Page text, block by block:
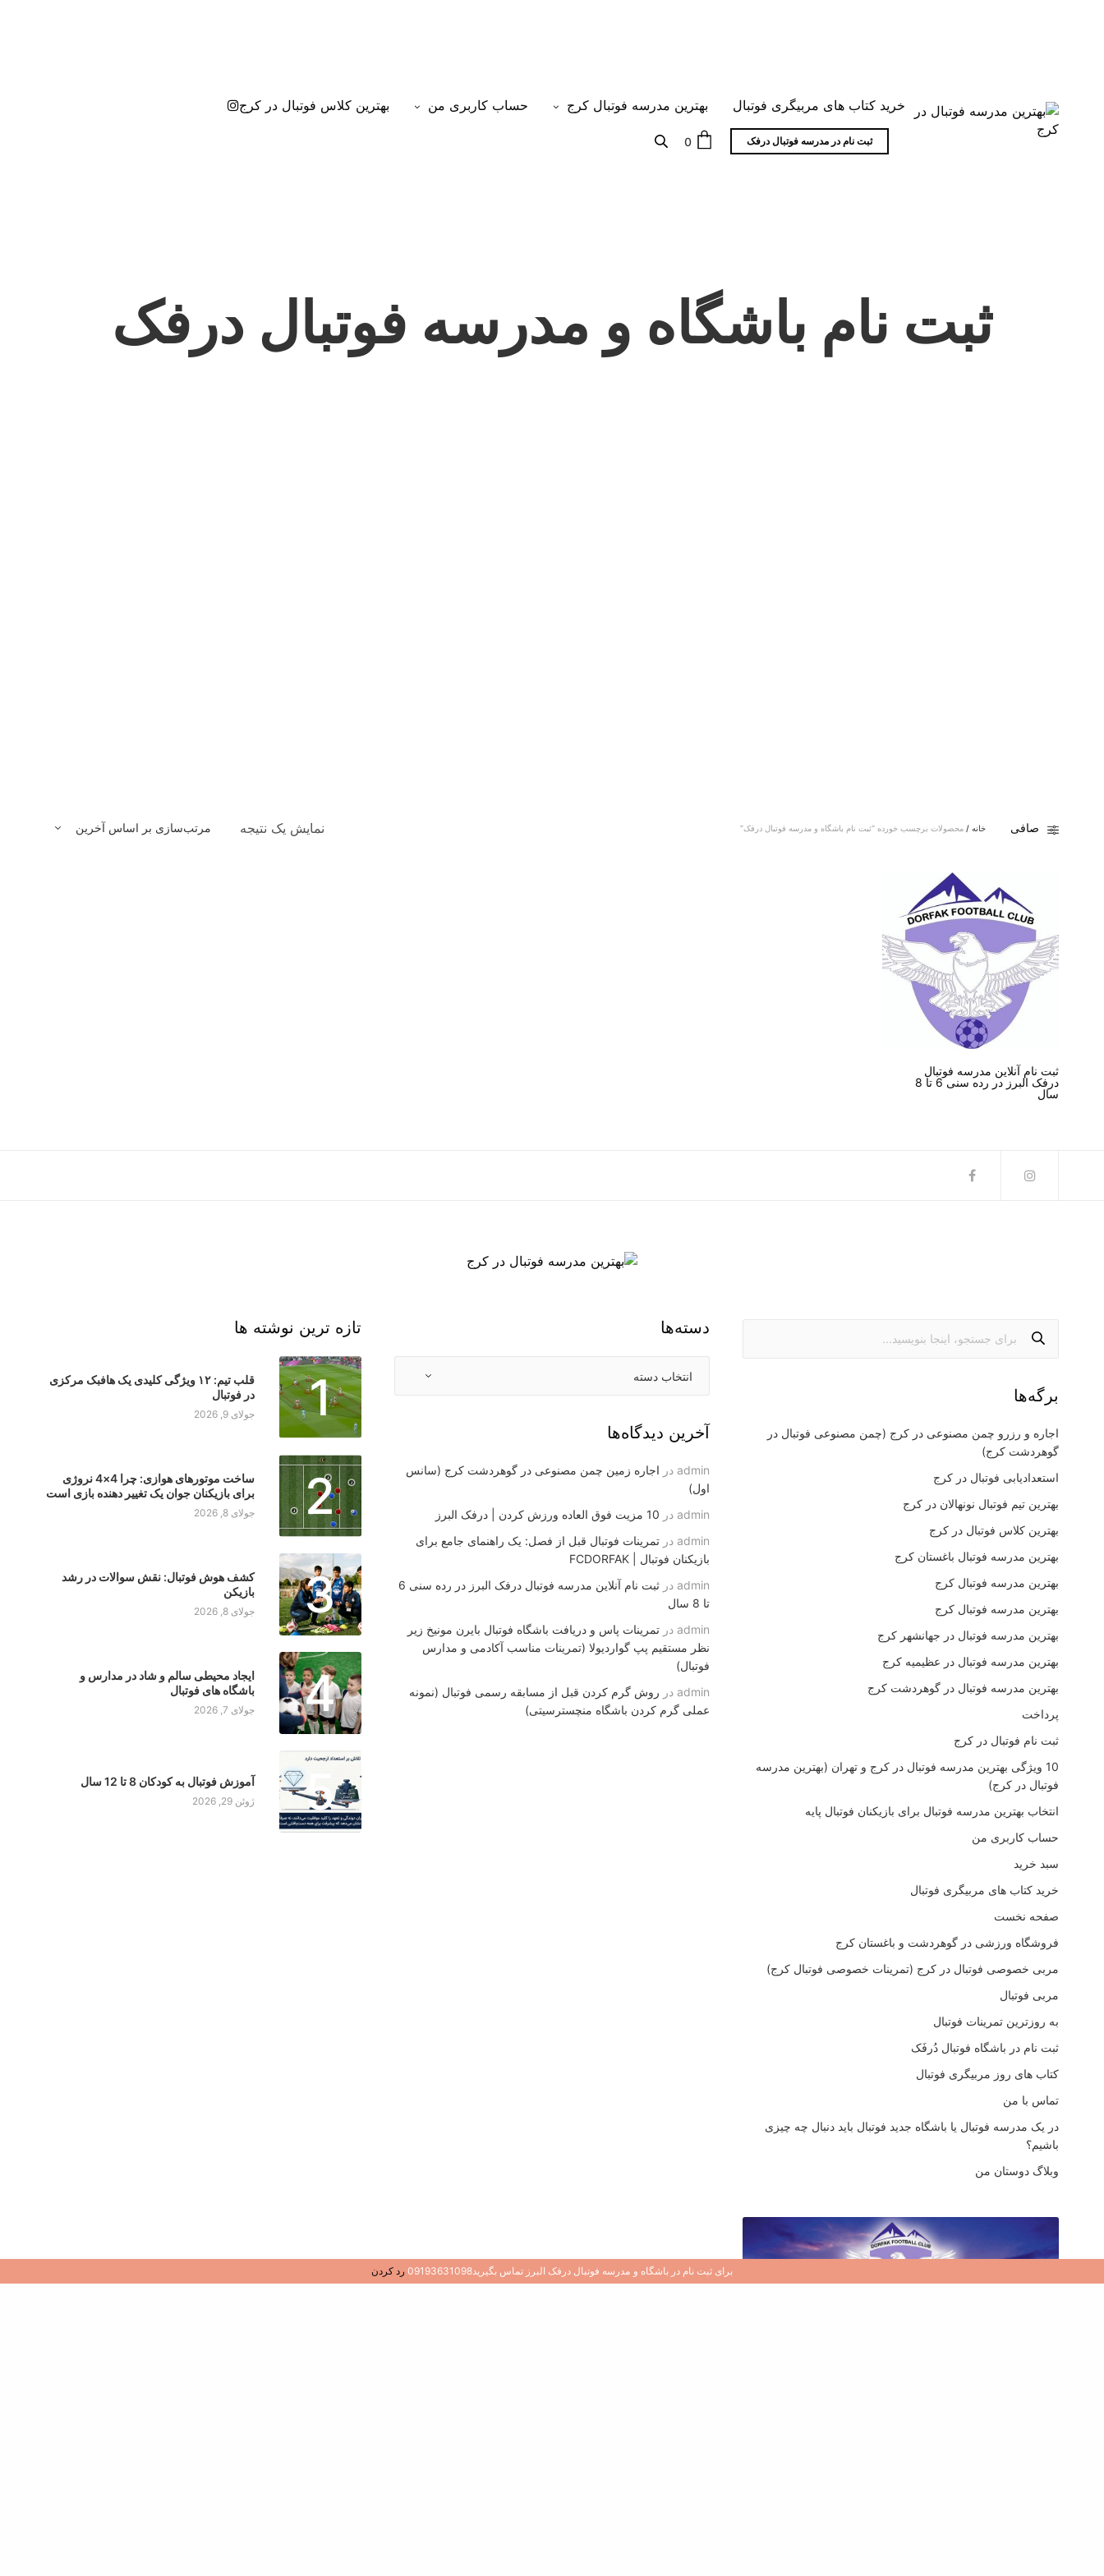
خرید کتاب های مربیگری فوتبال بهترین مدرسه فوتبال کرج حساب کاربری من بهترین کلاس فوتبال در کرج
ثبت نام در مدرسه فوتبال درفک 0
ثبت نام باشگاه و مدرسه فوتبال درفک
صافی خانه / محصولات برچسب خورده “ثبت نام باشگاه و مدرسه فوتبال درفک” نمایش یک نتیجه
ثبت نام آنلاین مدرسه فوتبال
درفک البرز در رده سنی 6 تا 8
سال
برگه‌ها
اجاره و رزرو چمن مصنوعی در کرج (چمن مصنوعی فوتبال در
گوهردشت کرج)
استعدادیابی فوتبال در کرج
بهترین تیم فوتبال نونهالان در کرج
بهترین کلاس فوتبال در کرج
بهترین مدرسه فوتبال باغستان کرج
بهترین مدرسه فوتبال کرج
بهترین مدرسه فوتبال کرج
بهترین مدرسه فوتبال در جهانشهر کرج
بهترین مدرسه فوتبال در عظیمیه کرج
بهترین مدرسه فوتبال در گوهردشت کرج
پرداخت
ثبت نام فوتبال در کرج
10 ویژگی بهترین مدرسه فوتبال در کرج و تهران (بهترین مدرسه
فوتبال در کرج)
انتخاب بهترین مدرسه فوتبال برای بازیکنان فوتبال پایه
حساب کاربری من
سبد خرید
خرید کتاب های مربیگری فوتبال
صفحه نخست
فروشگاه ورزشی در گوهردشت و باغستان کرج
مربی خصوصی فوتبال در کرج (تمرینات خصوصی فوتبال کرج)
مربی فوتبال
به روزترین تمرینات فوتبال
ثبت نام در باشگاه فوتبال دُرفَک
کتاب های روز مربیگری فوتبال
تماس با من
در یک مدرسه فوتبال یا باشگاه جدید فوتبال باید دنبال چه چیزی
باشیم؟
وبلاگ دوستان من
دسته‌ها
آخرین دیدگاه‌ها
admin در اجاره زمین چمن مصنوعی در گوهردشت کرج (سانس
اول)
admin در 10 مزیت فوق العاده ورزش کردن | درفک البرز
admin در تمرینات فوتبال قبل از فصل: یک راهنمای جامع برای
بازیکنان فوتبال | FCDORFAK
admin در
ثبت نام آنلاین مدرسه فوتبال درفک البرز در رده سنی 6
تا 8 سال
admin در تمرینات پاس و دریافت باشگاه فوتبال بایرن مونیخ زیر
نظر مستقیم پپ گواردیولا (تمرینات مناسب آکادمی و مدارس
فوتبال)
admin در روش گرم کردن قبل از مسابقه رسمی فوتبال (نمونه
عملی گرم کردن باشگاه منچسترسیتی)
تازه ترین نوشته ها
1
قلب تیم: ۱۲ ویژگی کلیدی یک هافبک مرکزی
در فوتبال
جولای 9, 2026
2
ساخت موتورهای هوازی: چرا 4×4 نروژی
برای بازیکنان جوان یک تغییر دهنده بازی است
جولای 8, 2026
3
کشف هوش فوتبال: نقش سوالات در رشد
بازیکن
جولای 8, 2026
4
ایجاد محیطی سالم و شاد در مدارس و
باشگاه های فوتبال
جولای 7, 2026
5 آموزش فوتبال به کودکان 8 تا 12 سال
ژوئن 29, 2026
برای ثبت نام در باشگاه و مدرسه فوتبال درفک البرز تماس بگیرید09193631098 رد کردن